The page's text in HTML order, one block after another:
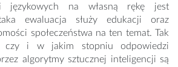
językowych na własną rękę jest
ewaluacja służy edukacji oraz
społeczeństwa na ten temat. Tak
czy i w jakim stopniu odpowiedzi
algorytmy sztucznej inteligencji są